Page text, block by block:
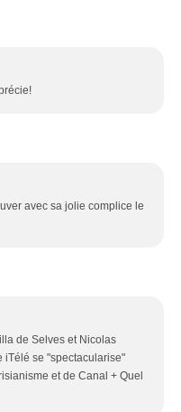
avec sa jolie complice le
de Selves et Nicolas
iTélé se "spectacularise"
et de Canal + Quel